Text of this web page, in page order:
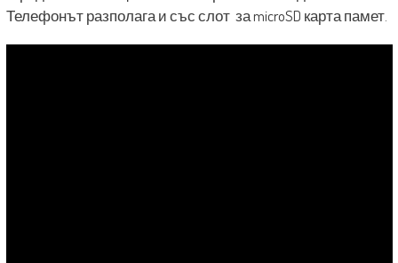
Телефонът разполага и със слот за microSD карта памет.